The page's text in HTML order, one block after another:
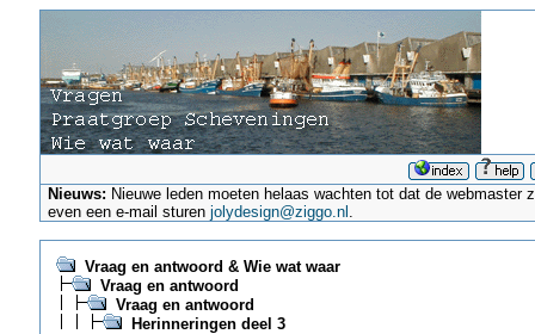
Nieuws: Nieuwe leden moeten helaas wachten tot dat de
even een e-mail sturenjolydesign@ziggo.nl .
Vraag en antwoord & Wie wat waar
Vraag en antwoord
Vraag en antwoord
Herinneringen deel 3